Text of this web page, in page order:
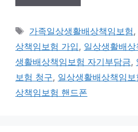
태
그
가족일상생활배상책임보험,
상책임보험 가입, 일상생활배
생활배상책임보험 자기부담금,
보험 청구, 일상생활배상책임보
상책임보험 핸드폰